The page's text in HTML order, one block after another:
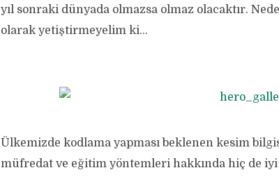
yıl sonraki dünyada olmazsa olmaz olacaktır.
olarak yetiştirmeyelim ki…
Ülkemizde kodlama yapması beklenen kesim
müfredat ve eğitim yöntemleri hakkında hiç de